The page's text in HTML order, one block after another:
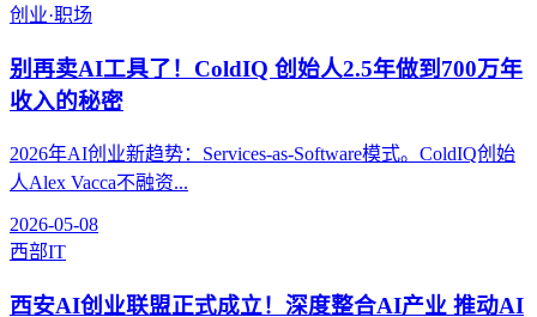
创业·职场
别再卖AI工具了！ColdIQ 创始人2.5年做到700万年
收入的秘密
2026年AI创业新趋势：Services-as-Software模式。ColdIQ创始
人Alex Vacca不融资...
2026-05-08
西部IT
西安AI创业联盟正式成立！深度整合AI产业 推动AI